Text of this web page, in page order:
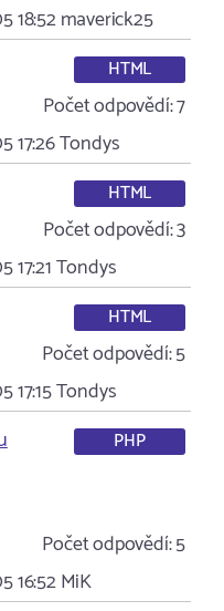
18:52maverick25
HTML
Počet odpovědí:7
17:26Tondys
HTML
Počet odpovědí:3
17:21Tondys
HTML
Počet odpovědí:5
17:15Tondys
PHP
Počet odpovědí:5
16:52MiK